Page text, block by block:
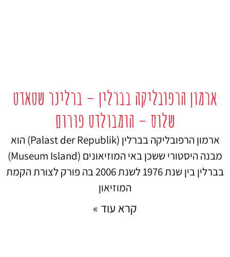
ארמון הרפובליקה בברלין – ברלינר שטאדט
שלוס – הומבולדט פורום
ארמון הרפובליקה בברלין (Palast der Republik) הוא
מבנה היסטורי ששכן באי המוזיאונים (Museum Island)
בברלין בין שנת 1976 לשנת 2006 בה פורק לצורת הקמת
המוזיאון
קרא עוד »